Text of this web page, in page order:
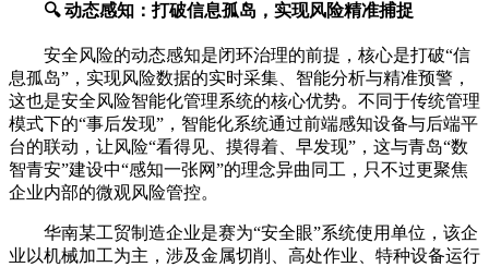
🔍 动态感知：打破信息孤岛，实现风险精准捕捉
安全风险的动态感知是闭环治理的前提，核心是打破“信
息孤岛”，实现风险数据的实时采集、智能分析与精准预警，
这也是安全风险智能化管理系统的核心优势。不同于传统管理
模式下的“事后发现”，智能化系统通过前端感知设备与后端平
台的联动，让风险“看得见、摸得着、早发现”，这与青岛“数
智青安”建设中“感知一张网”的理念异曲同工，只不过更聚焦
企业内部的微观风险管控。
华南某工贸制造企业是赛为“安全眼”系统使用单位，该企
业以机械加工为主，涉及金属切削、高处作业、特种设备运行